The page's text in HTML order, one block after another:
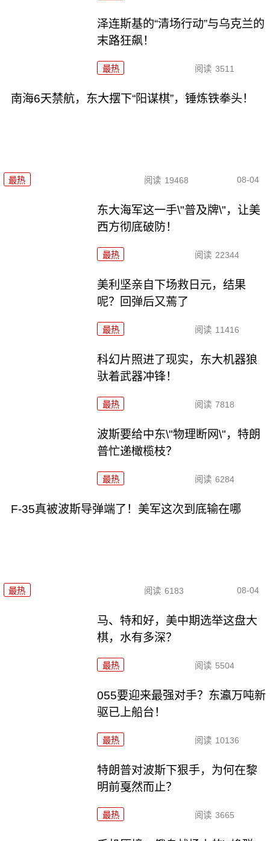
泽连斯基的“清场行动”与乌克兰的
末路狂飙！
最热 阅读 3511
南海6天禁航，东大摆下“阳谋棋”，锤炼铁拳头！
最热 阅读 19468 08-04
东大海军这一手\"普及牌\"，让美
西方彻底破防！
最热 阅读 22344
美利坚亲自下场救日元，结果
呢？回弹后又蔫了
最热 阅读 11416
科幻片照进了现实，东大机器狼
驮着武器冲锋！
最热 阅读 7818
波斯要给中东\"物理断网\"，特朗
普忙递橄榄枝？
最热 阅读 6284
F-35真被波斯导弹端了！美军这次到底输在哪
最热 阅读 6183 08-04
马、特和好，美中期选举这盘大
棋，水有多深？
最热 阅读 5504
055要迎来最强对手？东瀛万吨新
驱已上船台！
最热 阅读 10136
特朗普对波斯下狠手，为何在黎
明前戛然而止？
最热 阅读 3665